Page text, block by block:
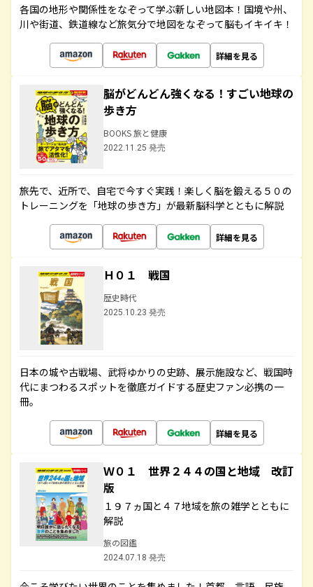
各国の地形や関係性をなぞって学ぶ新しい地図本！国境や州、
川や街道、鉄道線など旅気分で地図をなぞって脳もイキイキ！
詳細を見る
脳がどんどん強くなる！すごい地球の
歩き方
BOOKS 旅と健康
2022.11.25 発売
旅先で、近所で、自宅で今すぐ実践！楽しく脳を鍛える５０の
トレーニングを「地球の歩き方」が最新脳科学とともに解説
詳細を見る
Ｈ０１ 戦国
歴史時代
2025.10.23 発売
日本の城や古戦場、武将ゆかりの史跡、展示施設など、戦国時
代にまつわるスポットを徹底ガイドする歴史ファン必携の一
冊。
詳細を見る
Ｗ０１ 世界２４４の国と地域 改訂
版
１９７ヵ国と４７地域を旅の雑学とともに
解説
旅の図鑑
2024.07.18 発売